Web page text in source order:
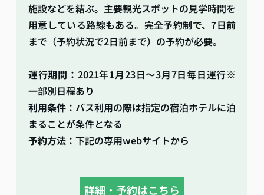
施設などを結ぶ。主要観光スポットの見学時間を
用意している路線もある。完全予約制で、7日前
まで（予約状況で2日前まで）の予約が必要。
運行期間： 2021年1月23日～3月7日毎日運行※
一部別日程あり
利用条件： バス利用の際は指定の宿泊ホテルに泊
まることが条件となる
予約方法： 下記の専用webサイトから
詳細・予約はこちら